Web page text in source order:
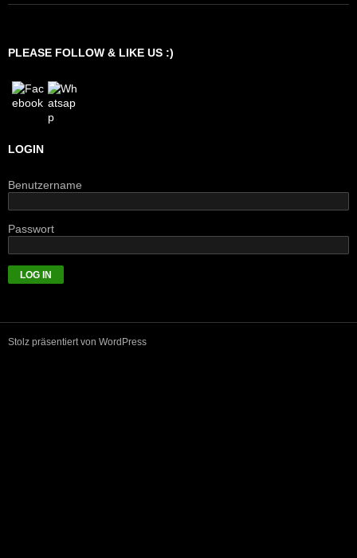
PLEASE FOLLOW & LIKE US :)
LOGIN
Benutzername
Passwort
Stolz präsentiert von WordPress